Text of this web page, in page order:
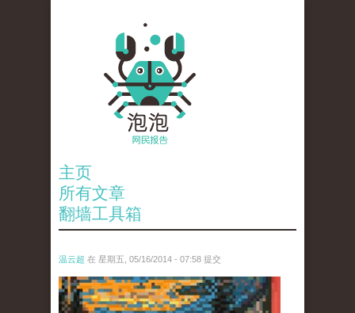
主页
所有文章
翻墙工具箱
温云超 在 星期五, 05/16/2014 - 07:58 提交
untitled.jpg